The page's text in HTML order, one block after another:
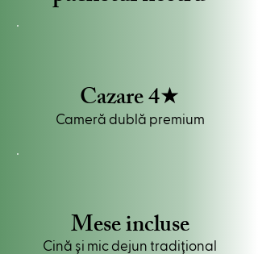
Cazare 4★
Cameră dublă premium
Mese incluse
Cină și mic dejun tradițional